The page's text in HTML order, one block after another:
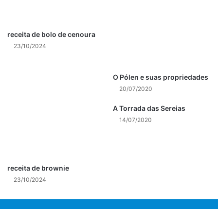
1. Em uma assadeira, coloque as castanhas de caju e leve
ao forno pré-aquecido a 160 °C por 10 minutos ou até que
2. Em seguida, em um processador de alimentos bata até
dependendo do tipo de aparelho).
receita de bolo de cenoura​
23/10/2024
O Pólen e suas propriedades
20/07/2020
receita de brownie​
23/10/2024
A Torrada das Sereias
14/07/2020